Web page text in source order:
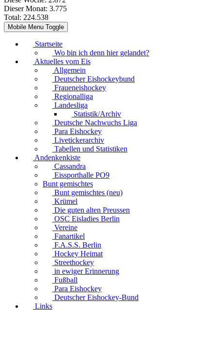
Dieser Monat: 3.775
Total: 224.538
Mobile Menu Toggle
Startseite
Wo bin ich denn hier gelandet?
Aktuelles vom Eis
Allgemein
Deutscher Eishockeybund
Fraueneishockey
Regionalliga
Landesliga
Statistik/Archiv
Deutsche Nachwuchs Liga
Para Eishockey
Livetickerarchiv
Tabellen und Statistiken
Andenkenkiste
Cassandra
Eissporthalle PO9
Bunt gemischtes
Bunt gemischtes (neu)
Krümel
Die guten alten Preussen
OSC Eisladies Berlin
Vereine
Fanartikel
F.A.S.S. Berlin
Hockey Heimat
Streethockey
in ewiger Erinnerung
Fußball
Para Eishockey
Deutscher Eishockey-Bund
Links